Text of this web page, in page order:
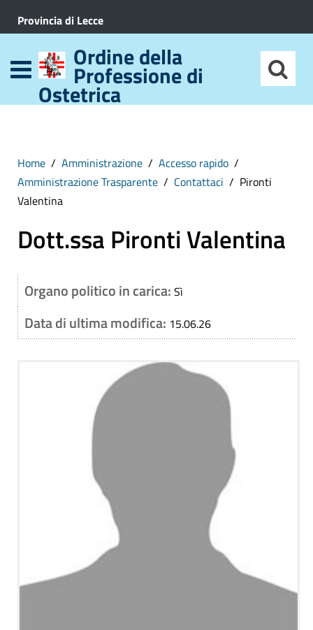
Provincia di Lecce
Ordine della
Professione di
Ostetrica
Home Amministrazione
Accesso rapido
Amministrazione Trasparente
Contattaci
Pironti
Valentina
Dott.ssa Pironti Valentina
Organo politico in carica: Sì
Data di ultima modifica: 15.06.26